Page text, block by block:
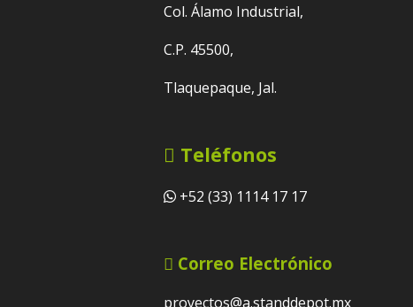
Col. Álamo Industrial,
C.P. 45500,
Tlaquepaque, Jal.
Teléfonos
+52 (33) 1114 17 17
Correo Electrónico
proyectos@a.standdepot.mx